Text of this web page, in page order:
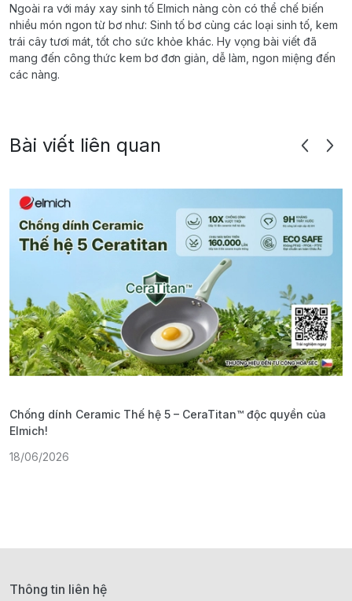
Ngoài ra với máy xay sinh tố Elmich nàng còn có thể chế biến
nhiều món ngon từ bơ như: Sinh tố bơ cùng các loại sinh tố, kem
trái cây tươi mát, tốt cho sức khỏe khác. Hy vọng bài viết đã
mang đến công thức kem bơ đơn giản, dễ làm, ngon miệng đến
các nàng.
Bài viết liên quan
Chống dính Ceramic Thế hệ 5 – CeraTitan™ độc quyền của
Elmich!
18/06/2026
Thông tin liên hệ